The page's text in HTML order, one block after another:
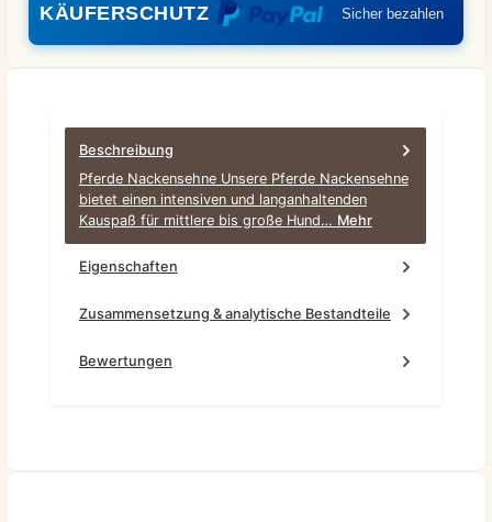
KÄUFERSCHUTZ Sicher bezahlen
Beschreibung
Pferde Nackensehne Unsere Pferde Nackensehne
bietet einen intensiven und langanhaltenden
Kauspaß für mittlere bis große Hund… Mehr
Eigenschaften
Zusammensetzung & analytische Bestandteile
Bewertungen